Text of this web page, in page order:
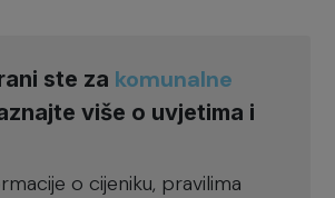
ste za komunalne
više o uvjetima i
o cijeniku, pravilima